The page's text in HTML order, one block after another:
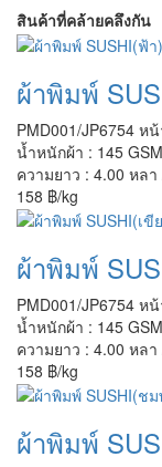
สินค้าที่คล้ายคลึงกัน
ผ้าพิมพ์
PMD001/JP6754 หน้
น้ำหนักผ้า : 145 GSM
ความยาว : 4.00 หลา
158 ฿/kg
ผ้าพิมพ์
PMD001/JP6754 หน้
น้ำหนักผ้า : 145 GSM
ความยาว : 4.00 หลา
158 ฿/kg
ผ้าพิมพ์